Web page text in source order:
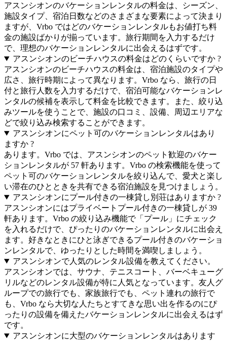
アスンシオンのバケーションレンタルの料金は、シーズン、
施設タイプ、宿泊日数などのさまざまな要素によって決まり
ますが、Vrbo ではどのバケーションレンタルもお値打ち料
金の施設ばかりが揃っています。旅行期間を入力するだけ
で、理想のバケーションレンタルに出会えるはずです。
アスンシオンのビーチハウスの料金はどのくらいですか ?
アスンシオンのビーチハウスの料金は、宿泊施設のタイプや
広さ、旅行時期によって異なります。Vrbo なら、旅行の日
付と旅行人数を入力するだけで、宿泊可能なバケーションレ
ンタルの候補を表示して料金を比較できます。また、絞り込
みツールを使うことで、施設の口コミ、設備、周辺エリアな
どで絞り込み検索することができます。
アスンシオンにペット可のバケーションレンタルはあり
ますか ?
あります。Vrbo では、アスンシオンのペット歓迎のバケー
ションレンタルが 57 軒あります。Vrbo の検索機能を使って
ペット可のバケーションレンタルを絞り込んで、愛犬と楽し
い滞在のひとときを共有できる宿泊施設を見つけましょう。
アスンシオンにプール付きの一棟貸し別荘はありますか ?
アスンシオンにはプライベートプール付きの一棟貸しが 39
軒あります。Vrbo の絞り込み機能で「プール」にチェック
を入れるだけで、ぴったりのバケーションレンタルに出会え
ます。好きなときにひと泳ぎできるプール付きのバケーショ
ンレンタルで、ゆったりとした時間を満喫しましょう。
アスンシオンで人気のレンタル設備を教えてください。
アスンシオンでは、サウナ、テニスコート、バーベキューグ
リルなどのレンタル設備が特に人気となっています。友人グ
ループでの旅行でも、家族旅行でも、ペット連れの旅行で
も、Vrbo なら大切な人たちとすてきな思い出を作るのにぴ
ったりの設備を備えたバケーションレンタルに出会えるはず
です。
アスンシオンに大型のバケーションレンタルはあります